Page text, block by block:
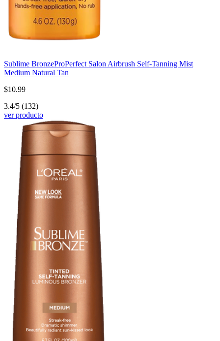
Sublime BronzeProPerfect Salon Airbrush Self-Tanning Mist
Medium Natural Tan
$10.99
3.4/5 (132)
ver producto